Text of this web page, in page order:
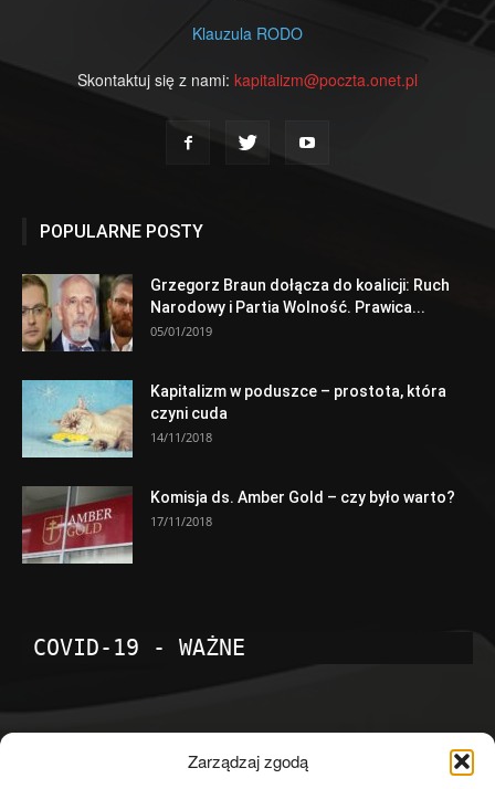
Zarządzaj zgodą
Klauzula RODO
Skontaktuj się z nami: kapitalizm@poczta.onet.pl
POPULARNE POSTY
Grzegorz Braun dołącza do koalicji: Ruch
Narodowy i Partia Wolność. Prawica...
05/01/2019
Kapitalizm w poduszce – prostota, która
czyni cuda
14/11/2018
Komisja ds. Amber Gold – czy było warto?
17/11/2018
COVID-19 - WAŻNE